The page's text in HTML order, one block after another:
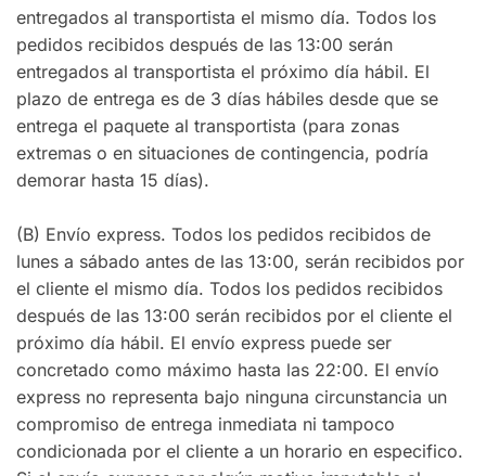
entregados al transportista el mismo día. Todos los
pedidos recibidos después de las 13:00 serán
entregados al transportista el próximo día hábil. El
plazo de entrega es de 3 días hábiles desde que se
entrega el paquete al transportista (para zonas
extremas o en situaciones de contingencia, podría
demorar hasta 15 días).
(B) Envío express. Todos los pedidos recibidos de
lunes a sábado antes de las 13:00, serán recibidos por
el cliente el mismo día. Todos los pedidos recibidos
después de las 13:00 serán recibidos por el cliente el
próximo día hábil. El envío express puede ser
concretado como máximo hasta las 22:00. El envío
express no representa bajo ninguna circunstancia un
compromiso de entrega inmediata ni tampoco
condicionada por el cliente a un horario en especifico.